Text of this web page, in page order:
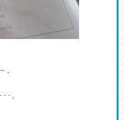
。
･。